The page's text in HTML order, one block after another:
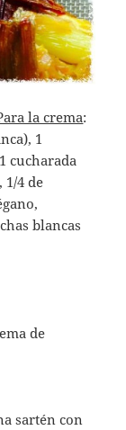
la crema:
1
cucharada
, 1/4 de
blancas
sartén con